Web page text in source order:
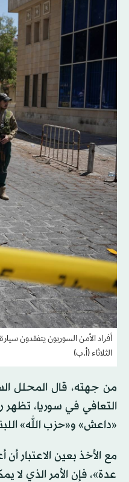
أفراد الأمن السوريون يتفقدون
الثلاثاء (أ.ب)
من جهته، قال المحلل
التعافي في سوريا،
«داعش» و«حزب الله»
مع الأخذ بعين الاعتبار
عدة»، فإن الأمر الذي لا